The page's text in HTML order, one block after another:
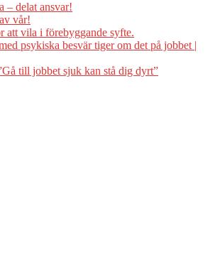
– delat ansvar!
vår!
att vila i förebyggande syfte.
psykiska besvär tiger om det på jobbet |
till jobbet sjuk kan stå dig dyrt”